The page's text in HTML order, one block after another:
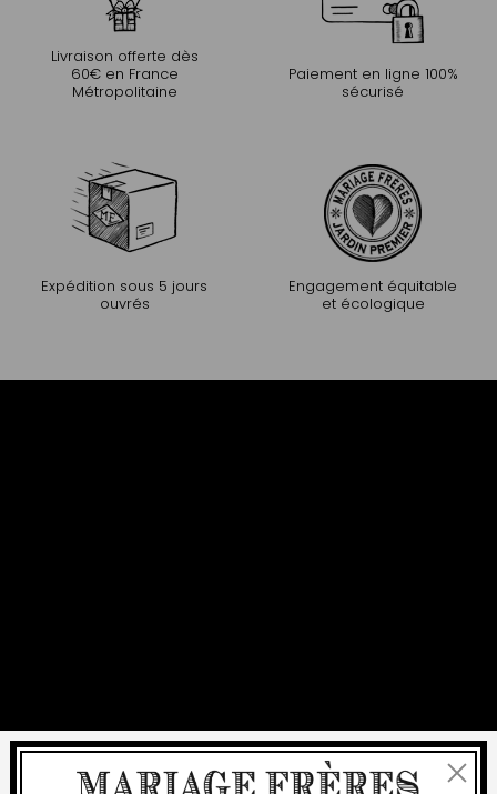
Livraison offerte dès
60€ en France
Métropolitaine
Paiement en ligne 100%
sécurisé
Expédition sous 5 jours
ouvrés
Engagement équitable
et écologique
Fermer